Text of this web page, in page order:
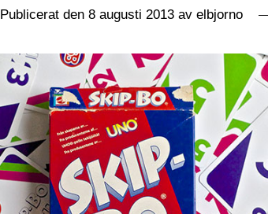
Publicerat den8 augusti 2013 avelbjorno